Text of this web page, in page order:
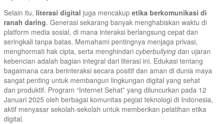
Selain itu, literasi digital juga mencakup etika berkomunikasi di
ranah daring. Generasi sekarang banyak menghabiskan waktu di
platform media sosial, di mana interaksi berlangsung cepat dan
seringkali tanpa batas. Memahami pentingnya menjaga privasi,
menghormati hak cipta, serta menghindari cyberbullying dan ujaran
kebencian adalah bagian integral dari literasi ini. Edukasi tentang
bagaimana cara berinteraksi secara positif dan aman di dunia maya
sangat penting untuk membangun lingkungan digital yang sehat
dan produktif. Program “Internet Sehat” yang diluncurkan pada 12
Januari 2025 oleh berbagai komunitas pegiat teknologi di Indonesia,
aktif menyasar sekolah-sekolah untuk memberikan pelatihan etika
digital.